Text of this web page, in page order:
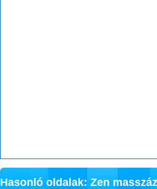
Hasonló oldalak: Zen